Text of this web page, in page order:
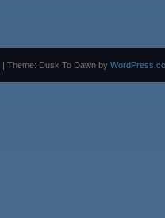
| Theme: Dusk To Dawn by